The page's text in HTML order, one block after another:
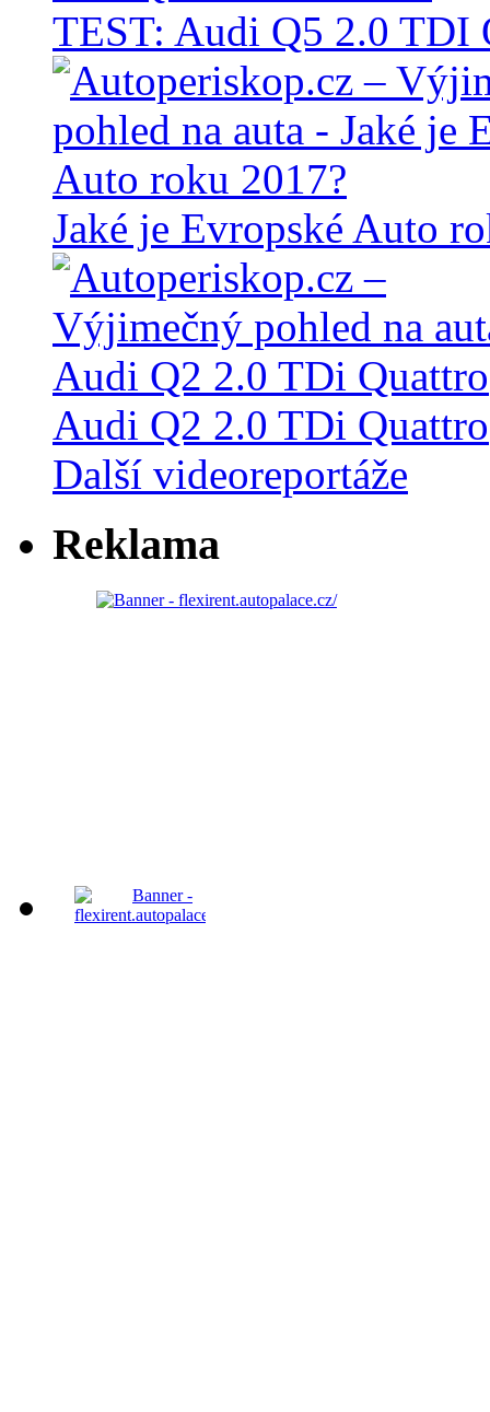
TEST: Audi Q5 2.0 TDI
Jaké je Evropské Auto
Audi Q2 2.0 TDi Quattro
Další videoreportáže
Reklama